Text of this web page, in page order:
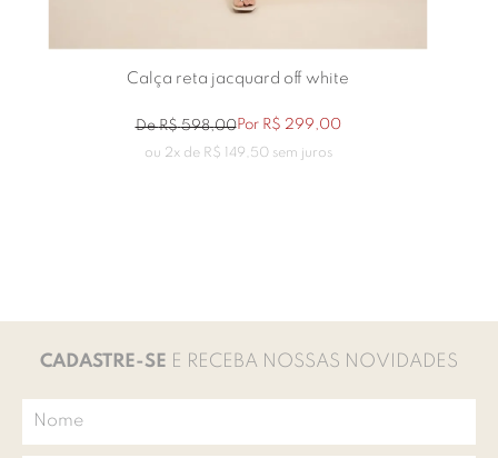
Calça reta jacquard off white
DeR$ 598,00Por R$ 299,00
ou 2x de R$ 149 50sem juros
CADASTRE-SE E RECEBA NOSSAS NOVIDADES